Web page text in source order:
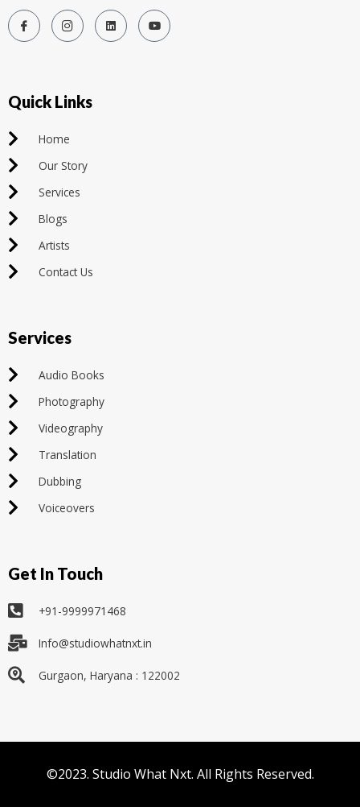
Quick Links
Home
Our Story
Services
Blogs
Artists
Contact Us
Services
Audio Books
Photography
Videography
Translation
Dubbing
Voiceovers
Get In Touch
+91-9999971468
Info@studiowhatnxt.in
Gurgaon, Haryana : 122002
©2023. Studio What Nxt. All Rights Reserved.